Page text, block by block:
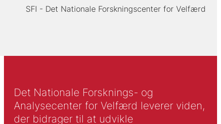
SFI - Det Nationale Forskningscenter for Velfærd
Det Nationale Forsknings- og
Analysecenter for Velfærd leverer viden,
der bidrager til at udvikle